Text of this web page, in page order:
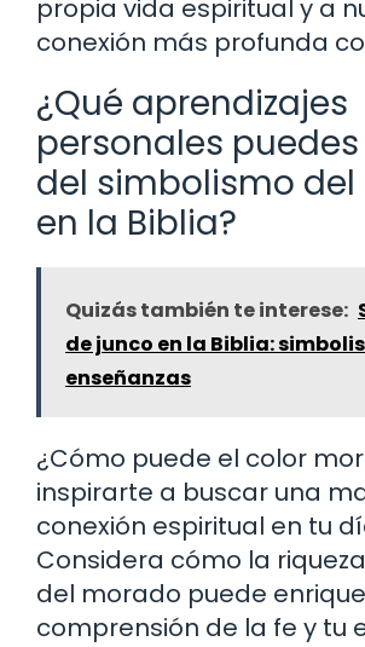
propia vida espiritual y a
conexión más profunda
¿Qué aprendizajes
personales
del simbolismo
en la Biblia?
Quizás también te interese:
de junco en la Biblia:
enseñanzas
¿Cómo puede el color
inspirarte a buscar una
conexión espiritual en tu
Considera cómo la
del morado puede
comprensión de la fe y tu